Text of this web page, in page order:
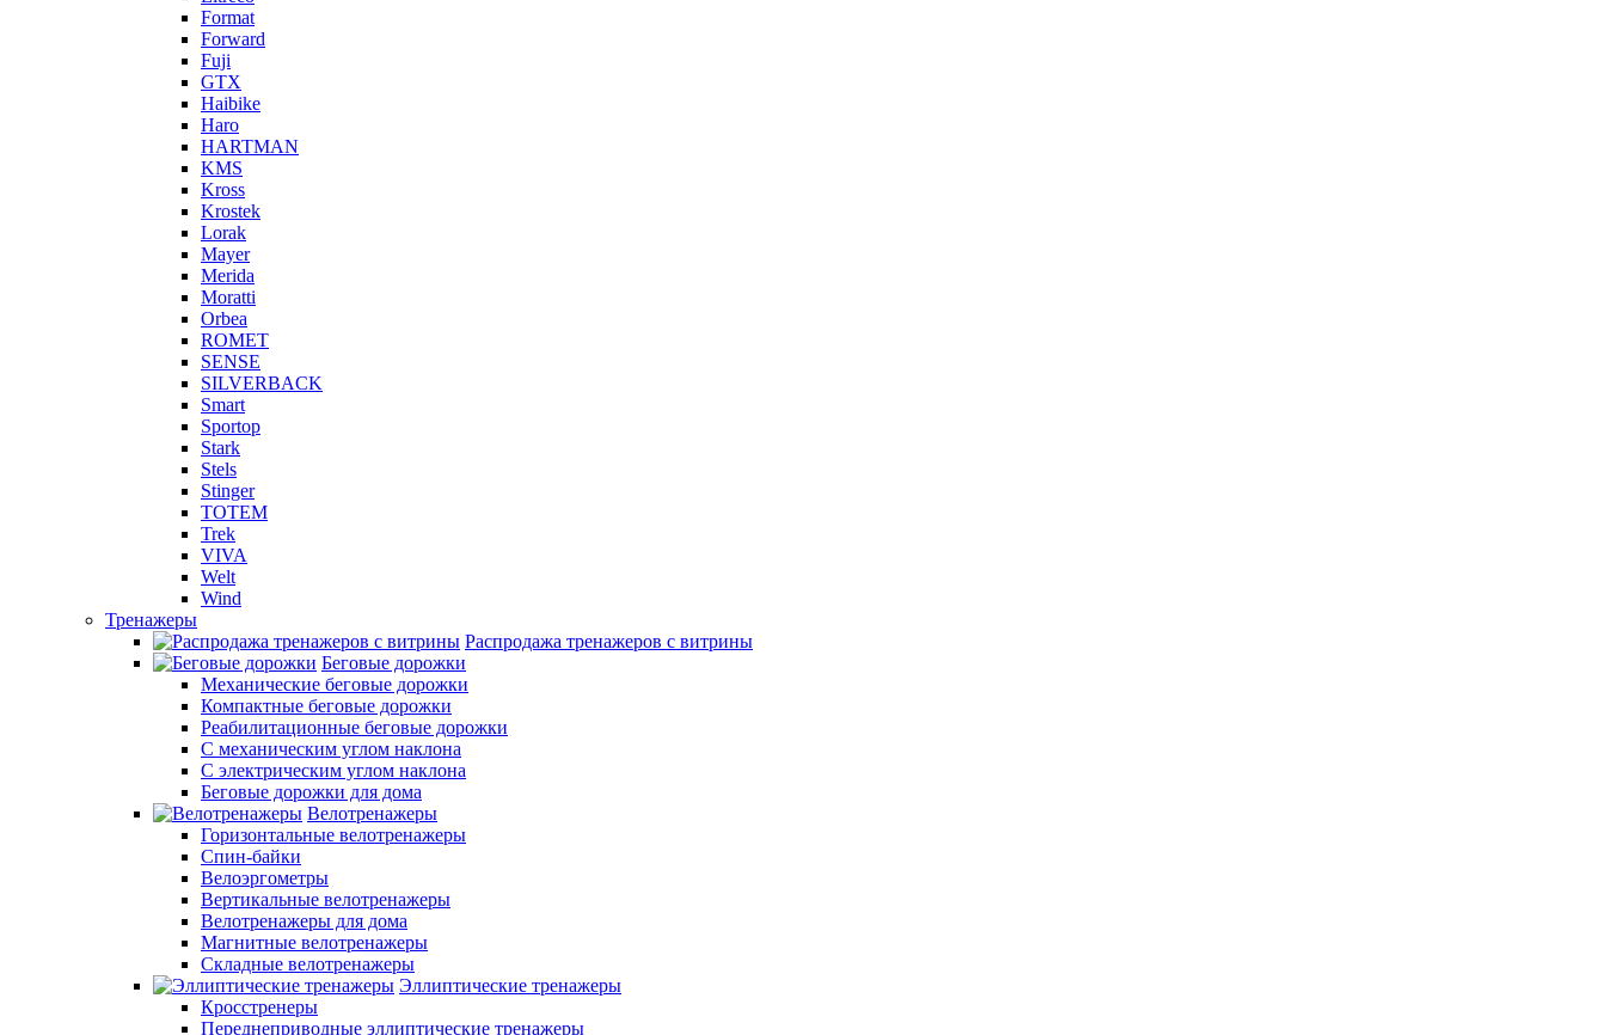
Format
Forward
Fuji
GTX
Haibike
Haro
HARTMAN
KMS
Kross
Krostek
Lorak
Mayer
Merida
Moratti
Orbea
ROMET
SENSE
SILVERBACK
Smart
Sportop
Stark
Stels
Stinger
TOTEM
Trek
VIVA
Welt
Wind
Тренажеры
Распродажа тренажеров с витрины
Беговые дорожки
Механические беговые дорожки
Компактные беговые дорожки
Реабилитационные беговые дорожки
С механическим углом наклона
С электрическим углом наклона
Беговые дорожки для дома
Велотренажеры
Горизонтальные велотренажеры
Спин-байки
Велоэргометры
Вертикальные велотренажеры
Велотренажеры для дома
Магнитные велотренажеры
Складные велотренажеры
Эллиптические тренажеры
Кросстренеры
Переднеприводные эллиптические тренажеры